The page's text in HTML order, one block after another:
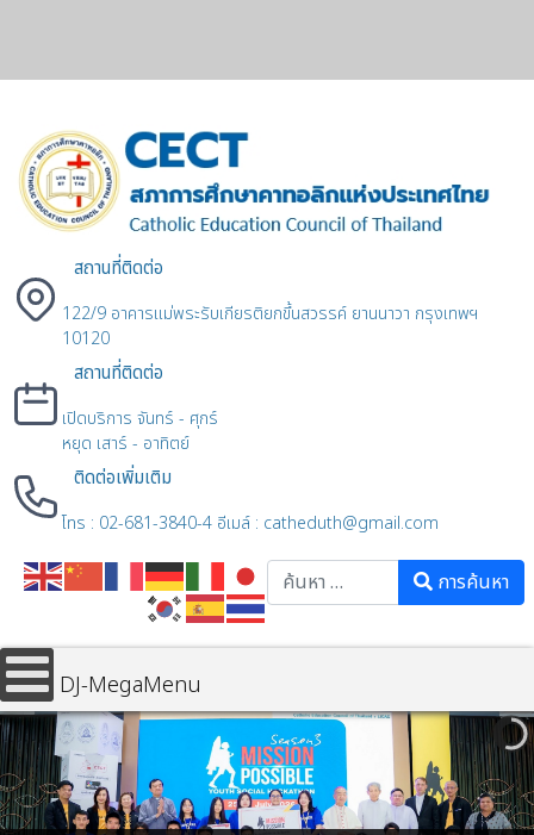
สถานที่ติดต่อ
122/9 อาคารแม่พระรับเกียรติยกขึ้นสวรรค์ ยานนาวา กรุงเทพฯ
10120
สถานที่ติดต่อ
เปิดบริการ จันทร์ - ศุกร์
หยุด เสาร์ - อาทิตย์
ติดต่อเพิ่มเติม
โทร : 02-681-3840-4 อีเมล์ : catheduth@gmail.com
Searchการค้นหา
DJ-MegaMenu